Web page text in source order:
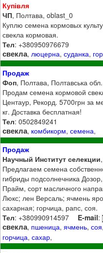
Купівля
ЧП, Полтава, oblast_0
Куплю семена кормовых
свекла кормовая.
Тел: +380950976679
свекла,люцерна,суданка,
Продаж
Фоп, Полтава, Полтавська обл.
Продам семена кормовой
Центаур, Рекорд. 5700грн за
кг. Доставка бесплатная!
Тел: 0502849241
свекла, комбикорм,семена,
Продаж
Научный Институт селекции
Предлагаем семена
гибриды подсолнечника
Прайм, сорт масличного
Люкс; лен Версаль; ячмень
сахарная; горчица, рапс, соя.
Тел: +380990914597 E-mail:
свекла, пшеница,ячмень,соя
горчица,сахар,